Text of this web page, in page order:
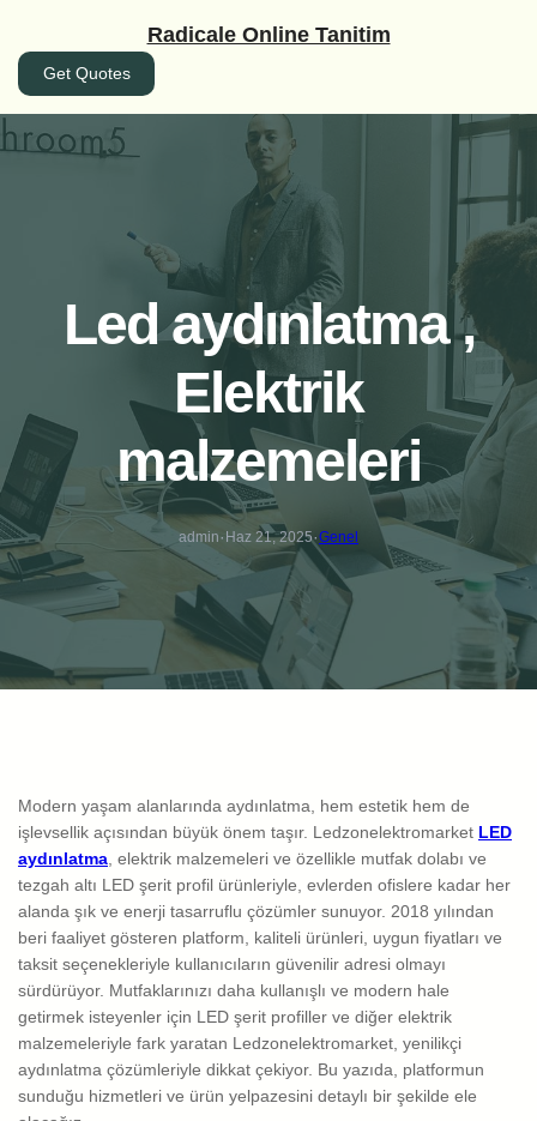
Radicale Online Tanitim
Get Quotes
Led aydınlatma ,
Elektrik
malzemeleri
admin· Haz 21, 2025·Genel
Modern yaşam alanlarında aydınlatma, hem estetik hem de
işlevsellik açısından büyük önem taşır. Ledzonelektromarket LED
aydınlatma , elektrik malzemeleri ve özellikle mutfak dolabı ve
tezgah altı LED şerit profil ürünleriyle, evlerden ofislere kadar her
alanda şık ve enerji tasarruflu çözümler sunuyor. 2018 yılından
beri faaliyet gösteren platform, kaliteli ürünleri, uygun fiyatları ve
taksit seçenekleriyle kullanıcıların güvenilir adresi olmayı
sürdürüyor. Mutfaklarınızı daha kullanışlı ve modern hale
getirmek isteyenler için LED şerit profiller ve diğer elektrik
malzemeleriyle fark yaratan Ledzonelektromarket, yenilikçi
aydınlatma çözümleriyle dikkat çekiyor. Bu yazıda, platformun
sunduğu hizmetleri ve ürün yelpazesini detaylı bir şekilde ele